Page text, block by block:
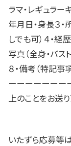
ラマ・レギュラー
年月日・身長３
しでも可）４・経
写真（全身・バス
８・備考（特記
ーーーーーーー
上のことをお送
いたずら応募等